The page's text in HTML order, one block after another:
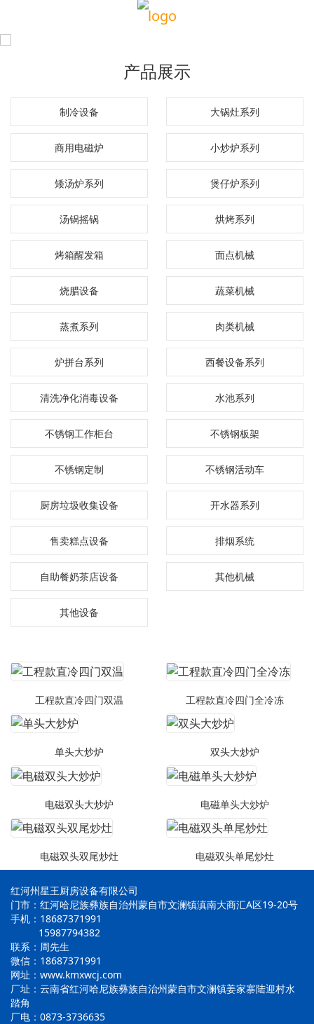
产品展示
制冷设备 大锅灶系列
商用电磁炉 小炒炉系列
矮汤炉系列 煲仔炉系列
汤锅摇锅 烘烤系列
烤箱醒发箱 面点机械
烧腊设备 蔬菜机械
蒸煮系列 肉类机械
炉拼台系列 西餐设备系列
清洗净化消毒设备 水池系列
不锈钢工作柜台 不锈钢板架
不锈钢定制 不锈钢活动车
厨房垃圾收集设备 开水器系列
售卖糕点设备 排烟系统
自助餐奶茶店设备 其他机械
其他设备
工程款直冷四门双温 工程款直冷四门全冷冻
单头大炒炉 双头大炒炉
电磁双头大炒炉 电磁单头大炒炉
电磁双头双尾炒灶 电磁双头单尾炒灶
红河州星王厨房设备有限公司
门市：红河哈尼族彝族自治州蒙自市文澜镇滇南大商汇A区19-20号
手机：18687371991
15987794382
联系：周先生
微信：18687371991
网址：www.kmxwcj.com
厂址：云南省红河哈尼族彝族自治州蒙自市文澜镇姜家寨陆迎村水
踏角
厂电：0873-3736635